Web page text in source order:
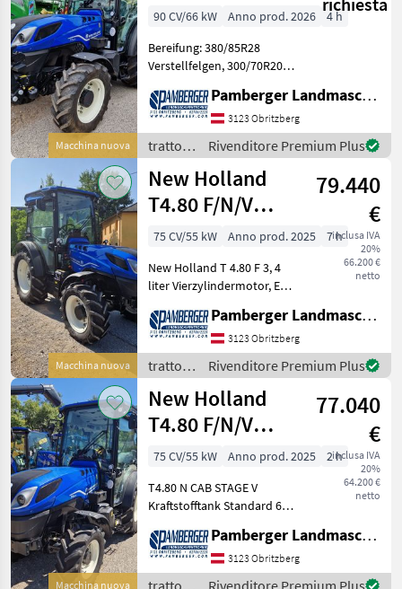
Macchina nuova
(Stage V)
90 CV/66 kW Anno prod. 2026
4 h
Bereifung: 380/85R28
Verstellfelgen, 300/70R20
Vorderradkotflügel
mitschwenkend,
Heckkotflügel mit
Verbreiterung Kraftstofftank
groß, 3, 6 L Vierzyli
Pamberger Landmaschinentechnik GmbH
3123 Obritzberg
trattori
/ New
Holland
Rivenditore Premium Plus
Macchina nuova
New Holland
T4.80 F/N/V
(Stage V)
79.440
€
inclusa IVA
20%
66.200 €
netto
75 CV/55 kW Anno prod. 2025
7 h
New Holland T 4.80 F 3, 4
liter Vierzylindermotor, EU
Motordrehzahlspeicher,
Viscolüfter. Auspuff nach
unten mit Schutz, 32/16
Dual Command 40 km/h G
Pamberger Landmaschinentechnik GmbH
3123 Obritzberg
trattori
/ New
Holland
Rivenditore Premium Plus
Macchina nuova
New Holland
T4.80 F/N/V
(Stage V)
77.040
€
inclusa IVA
20%
64.200 €
netto
75 CV/55 kW Anno prod. 2025
2 h
T4.80 N CAB STAGE V
Kraftstofftank Standard 60 L
Stufe 5 mit
Motordrehzahlspeicher
Auspuff nach unten mit
Pamberger Landmaschinentechnik GmbH
3123 Obritzberg
trattori
Rivenditore Premium Plus